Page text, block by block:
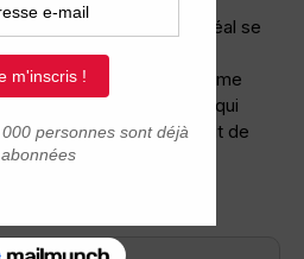
et l’Université de Montréal se
palmarès des meilleurs
au monde selon le même
économique du Québec qui
serait donc un endroit de
du monde entier.